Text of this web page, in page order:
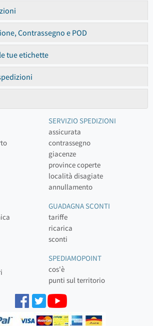
Contrassegno e POD
tue etichette
SERVIZIO SPEDIZIONI
assicurata
contrassegno
giacenze
province coperte
località disagiate
annullamento
GUADAGNA SCONTI
tariffe
ricarica
sconti
SPEDIAMOPOINT
cos'è
punti sul territorio